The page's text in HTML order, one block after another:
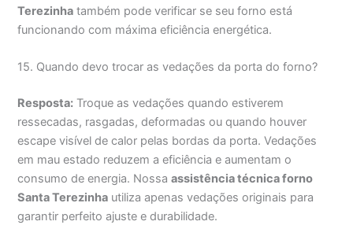
Terezinha também pode verificar se seu forno está
funcionando com máxima eficiência energética.
15. Quando devo trocar as vedações da porta do forno?
Resposta: Troque as vedações quando estiverem
ressecadas, rasgadas, deformadas ou quando houver
escape visível de calor pelas bordas da porta. Vedações
em mau estado reduzem a eficiência e aumentam o
consumo de energia. Nossaassistência técnica forno
Santa Terezinha utiliza apenas vedações originais para
garantir perfeito ajuste e durabilidade.